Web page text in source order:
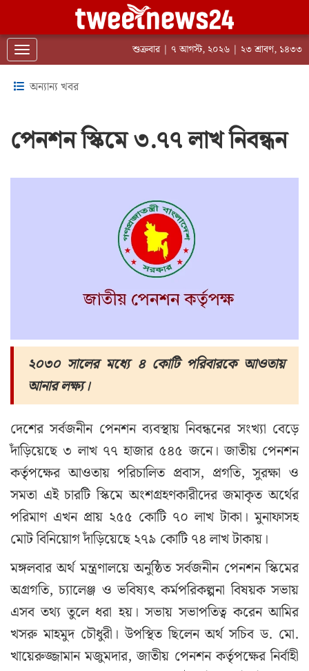
Toggle navigation শুক্রবার | ৭ আগস্ট, ২০২৬ | ২৩ শ্রাবণ, ১৪৩৩
অন্যান্য খবর
পেনশন স্কিমে ৩.৭৭ লাখ নিবন্ধন
২০৩০ সালের মধ্যে ৪ কোটি পরিবারকে আওতায়
আনার লক্ষ্য।
দেশের সর্বজনীন পেনশন ব্যবস্থায় নিবন্ধনের সংখ্যা বেড়ে
দাঁড়িয়েছে ৩ লাখ ৭৭ হাজার ৫৪৫ জনে। জাতীয় পেনশন
কর্তৃপক্ষের আওতায় পরিচালিত প্রবাস, প্রগতি, সুরক্ষা ও
সমতা এই চারটি স্কিমে অংশগ্রহণকারীদের জমাকৃত অর্থের
পরিমাণ এখন প্রায় ২৫৫ কোটি ৭০ লাখ টাকা। মুনাফাসহ
মোট বিনিয়োগ দাঁড়িয়েছে ২৭৯ কোটি ৭৪ লাখ টাকায়।
মঙ্গলবার অর্থ মন্ত্রণালয়ে অনুষ্ঠিত সর্বজনীন পেনশন স্কিমের
অগ্রগতি, চ্যালেঞ্জ ও ভবিষ্যৎ কর্মপরিকল্পনা বিষয়ক সভায়
এসব তথ্য তুলে ধরা হয়। সভায় সভাপতিত্ব করেন আমির
খসরু মাহমুদ চৌধুরী। উপস্থিত ছিলেন অর্থ সচিব ড. মো.
খায়েরুজ্জামান মজুমদার, জাতীয় পেনশন কর্তৃপক্ষের নির্বাহী